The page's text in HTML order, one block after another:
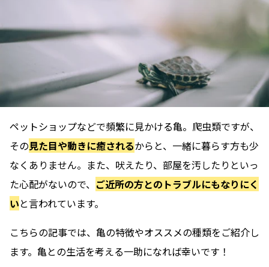
ペットショップなどで頻繁に見かける亀。爬虫類ですが、
その見た目や動きに癒されるからと、一緒に暮らす方も少
なくありません。また、吠えたり、部屋を汚したりといっ
た心配がないので、 ご近所の方とのトラブルにもなりにく
いと言われています。
こちらの記事では、 亀の特徴やオススメの種類をご紹介し
ます。亀との生活を考える一助になれば幸いです！